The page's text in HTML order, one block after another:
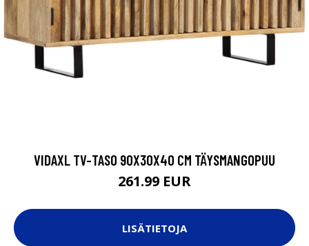
VIDAXL TV-TASO 90X30X40 CM TÄYSMANGOPUU
261.99 EUR
LISÄTIETOJA